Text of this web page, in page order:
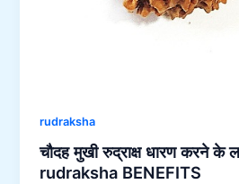
rudraksha
चौदह मुखी रुद्राक्ष धारण करने
rudraksha BENEFITS